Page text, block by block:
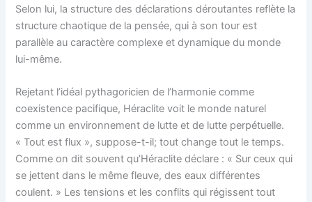
Selon lui, la structure des déclarations déroutantes reflète la
structure chaotique de la pensée, qui à son tour est
parallèle au caractère complexe et dynamique du monde
lui-même.
Rejetant l’idéal pythagoricien de l’harmonie comme
coexistence pacifique, Héraclite voit le monde naturel
comme un environnement de lutte et de lutte perpétuelle.
« Tout est flux », suppose-t-il; tout change tout le temps.
Comme on dit souvent qu’Héraclite déclare : « Sur ceux qui
se jettent dans le même fleuve, des eaux différentes
coulent. » Les tensions et les conflits qui régissent tout